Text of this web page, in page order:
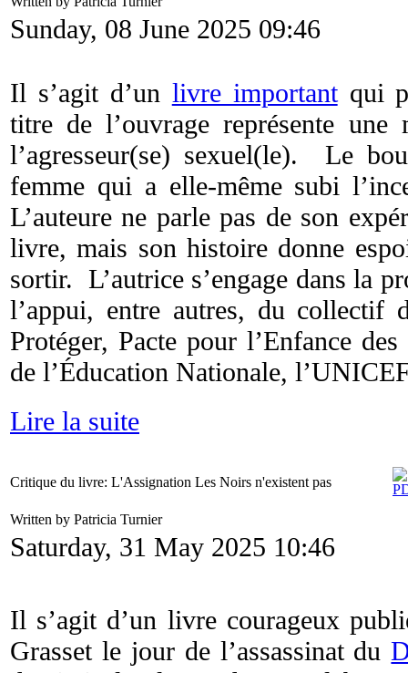
Sunday, 08 June 2025 09:46
Il s’agit d’un livre importantqui
titre de l’ouvrage représente une
l’agresseur(se) sexuel(le). Le
femme qui a elle-même subi
L’auteure ne parle pas de son
livre, mais son histoire donne
sortir. L’autrice s’engage dans la
l’appui, entre autres, du collectif
Protéger, Pacte pour l’Enfance
de l’Éducation Nationale,
Lire la suite
Critique du livre: L'Assignation Les Noirs n'existent pas
Written by Patricia Turnier
Saturday, 31 May 2025 10:46
Il s’agit d’un livre courageux
Grasset le jour de l’assassinat du